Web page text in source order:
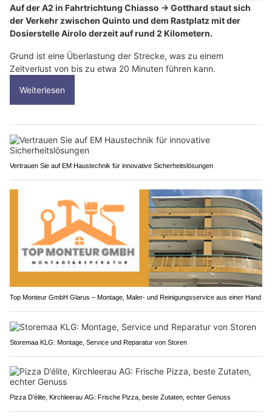
Auf der A2 in Fahrtrichtung Chiasso → Gotthard staut sich
der Verkehr zwischen Quinto und dem Rastplatz mit der
Dosierstelle Airolo derzeit auf rund 2 Kilometern.
Grund ist eine Überlastung der Strecke, was zu einem
Zeitverlust von bis zu etwa 20 Minuten führen kann.
Weiterlesen
Vertrauen Sie auf EM Haustechnik für innovative Sicherheitslösungen
Top Monteur GmbH Glarus – Montage, Maler- und Reinigungsservice aus einer Hand
Storemaa KLG: Montage, Service und Reparatur von Storen
Pizza D’élite, Kirchleerau AG: Frische Pizza, beste Zutaten, echter Genuss